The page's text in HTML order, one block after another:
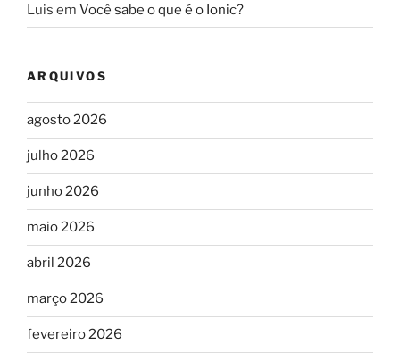
Luis em Você sabe o que é o Ionic?
ARQUIVOS
agosto 2026
julho 2026
junho 2026
maio 2026
abril 2026
março 2026
fevereiro 2026